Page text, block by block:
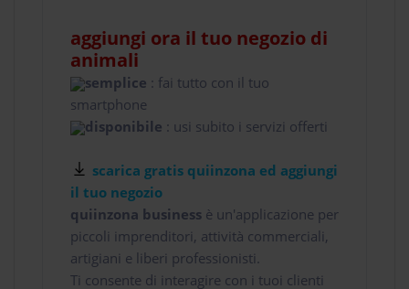
aggiungi ora il tuo negozio di
animali
semplice : fai tutto con il tuo
smartphone
disponibile : usi subito i servizi offerti
scarica gratis quiinzona ed aggiungi
il tuo negozio
quiinzona business è un'applicazione per
piccoli imprenditori, attività commerciali,
artigiani e liberi professionisti.
Ti consente di interagire con i tuoi clienti